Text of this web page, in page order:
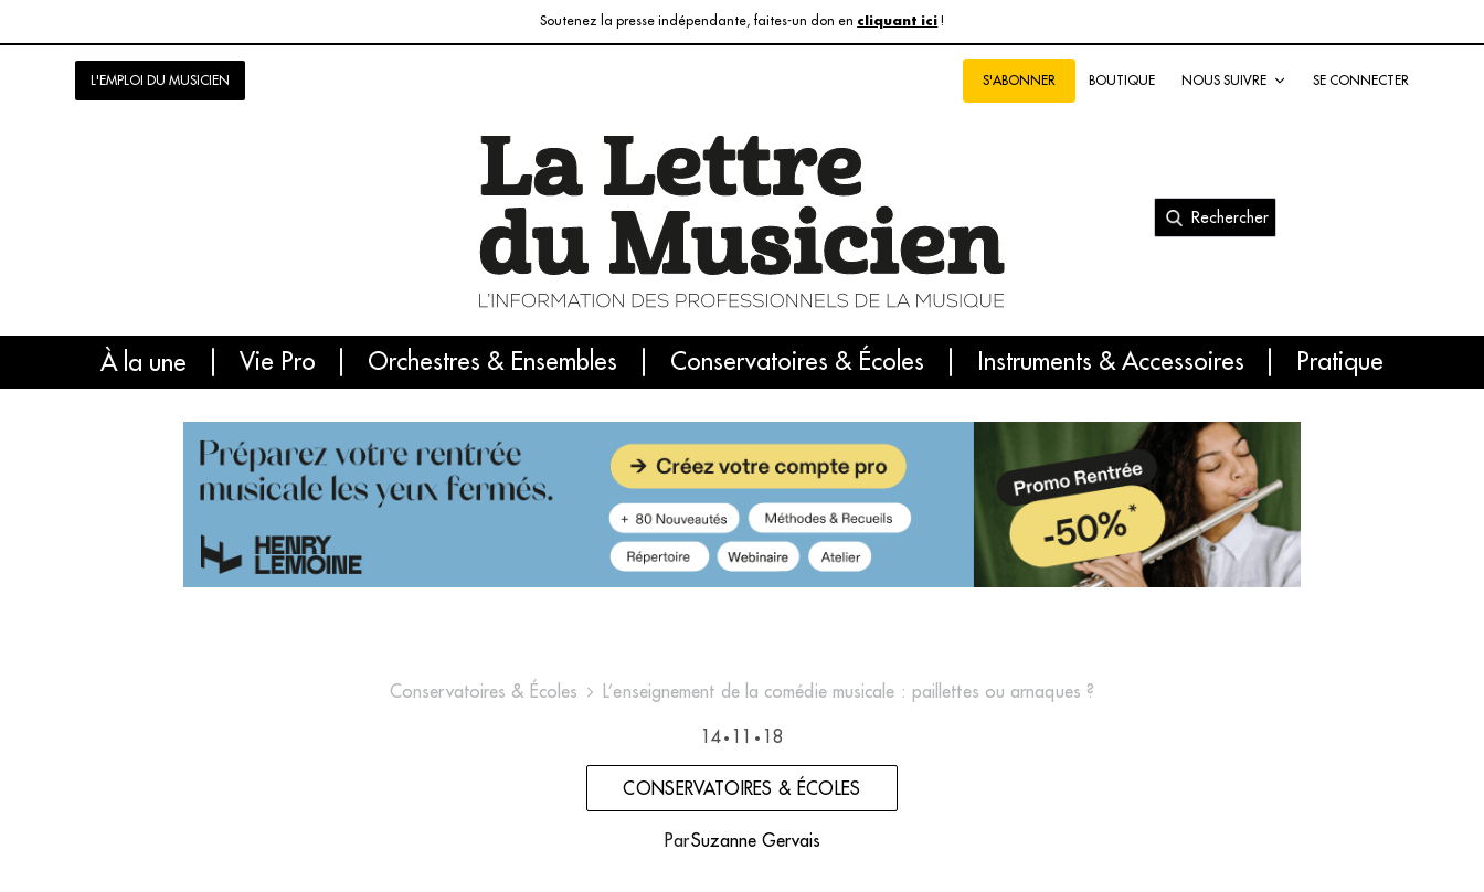
Soutenez la presse indépendante, faites-un don en cliquant ici !
L'EMPLOI DU MUSICIEN S'ABONNER BOUTIQUE NOUS SUIVRE SE CONNECTER
Rechercher
À la une Vie Pro Orchestres & Ensembles Conservatoires & Écoles Instruments & Accessoires Pratique
L'info du jour Le numéro du mois International
Conservatoires & Écoles L’enseignement de la comédie musicale : paillettes ou arnaques ?
14 • 11 • 18
CONSERVATOIRES & ÉCOLES
ParSuzanne Gervais